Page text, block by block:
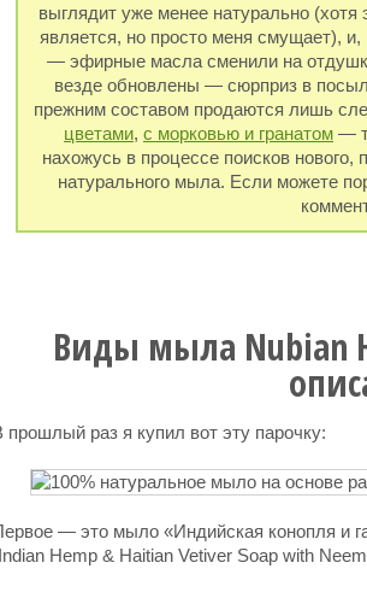
выглядит уже менее натурально (хотя
является, но просто меня смущает),
— эфирные масла сменили на
везде обновлены — сюрприз в
прежним составом продаются лишь
цветами, с морковью и гранатом —
нахожусь в процессе поисков
натурального мыла. Если можете
Виды мыла Nubian
прошлый раз я купил вот эту парочку:
— это мыло «Индийская конопля и
Hemp & Haitian Vetiver Soap with